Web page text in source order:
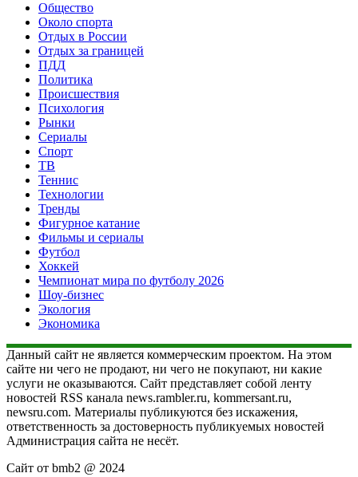
Общество
Около спорта
Отдых в России
Отдых за границей
ПДД
Политика
Происшествия
Психология
Рынки
Сериалы
Спорт
ТВ
Теннис
Технологии
Тренды
Фигурное катание
Фильмы и сериалы
Футбол
Хоккей
Чемпионат мира по футболу 2026
Шоу-бизнес
Экология
Экономика
Данный сайт не является коммерческим проектом. На этом
сайте ни чего не продают, ни чего не покупают, ни какие
услуги не оказываются. Сайт представляет собой ленту
новостей RSS канала news.rambler.ru, kommersant.ru,
newsru.com. Материалы публикуются без искажения,
ответственность за достоверность публикуемых новостей
Администрация сайта не несёт.
Сайт от bmb2 @ 2024